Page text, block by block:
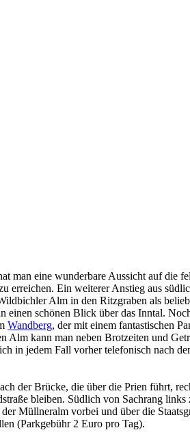
man eine wunderbare Aussicht auf die
erreichen. Ein weiterer Anstieg aus
Alm in den Ritzgraben als
einen schönen Blick über das Inntal.
Wandberg, der mit einem fantastischen
kann man neben Brotzeiten und
in jedem Fall vorher telefonisch nach
der Brücke, die über die Prien führt,
bleiben. Südlich von Sachrang
Müllneralm vorbei und über die
(Parkgebühr 2 Euro pro Tag).